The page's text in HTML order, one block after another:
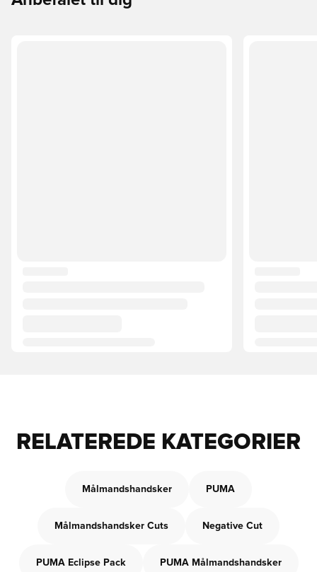
RELATEREDE KATEGORIER
Målmandshandsker PUMA
Målmandshandsker Cuts Negative Cut
PUMA Eclipse Pack PUMA Målmandshandsker